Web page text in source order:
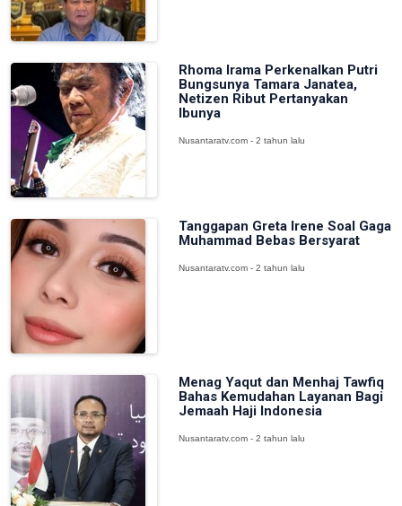
Rhoma Irama Perkenalkan Putri
Bungsunya Tamara Janatea,
Netizen Ribut Pertanyakan
Ibunya
Nusantaratv.com - 2 tahun lalu
Tanggapan Greta Irene Soal Gaga
Muhammad Bebas Bersyarat
Nusantaratv.com - 2 tahun lalu
Menag Yaqut dan Menhaj Tawfiq
Bahas Kemudahan Layanan Bagi
Jemaah Haji Indonesia
Nusantaratv.com - 2 tahun lalu